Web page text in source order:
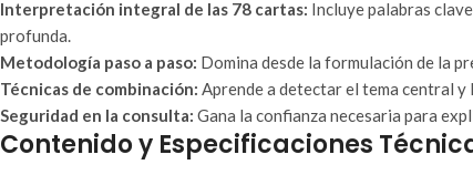
Interpretación integral de las 78 cartas: Incluye palabras
profunda.
Metodología paso a paso: Domina desde la formulación de la
Técnicas de combinación: Aprende a detectar el tema central
Seguridad en la consulta: Gana la confianza necesaria para
Contenido y Especificaciones